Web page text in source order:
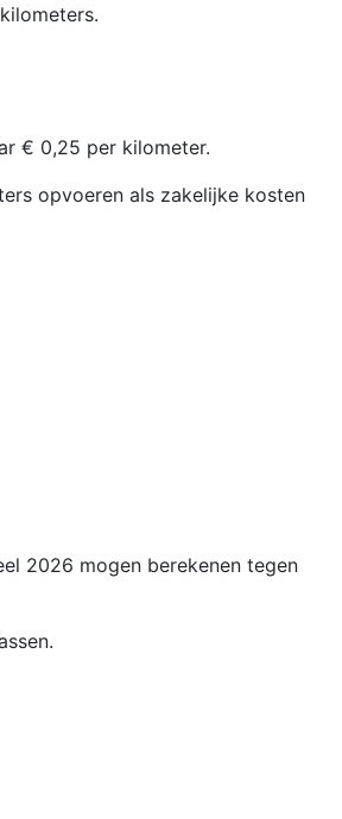
€ 0,25 per kilometer.
opvoeren als zakelijke kosten
2026 mogen berekenen tegen